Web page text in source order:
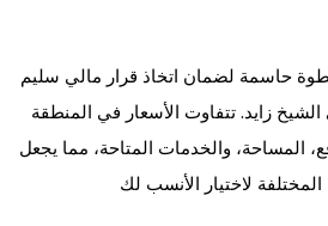
خطوة حاسمة لضمان اتخاذ قرار مالي سليم
زايد. تتفاوت الأسعار في المنطقة
المساحة، والخدمات المتاحة، مما يجعل
لاختيار الأنسب لك